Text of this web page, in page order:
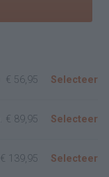
€ 56,95 Selecteer
€ 89,95 Selecteer
€ 139,95 Selecteer